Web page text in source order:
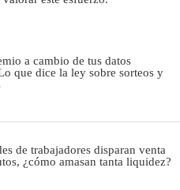
a cambio de tus datos
que dice la ley sobre sorteos y
de trabajadores disparan venta
¿cómo amasan tanta liquidez?